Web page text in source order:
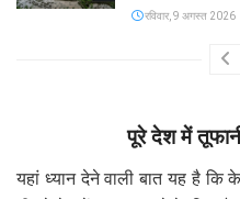
रविवार, 9 अगस्त 2026
पूरे देश में
यहां ध्यान देने वाली बात यह है कि